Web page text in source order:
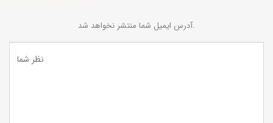
آدرس ایمیل شما منتشر نخواهد شد.